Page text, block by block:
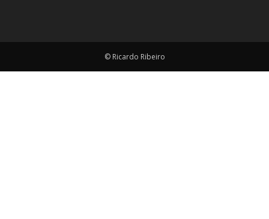
© Ricardo Ribeiro